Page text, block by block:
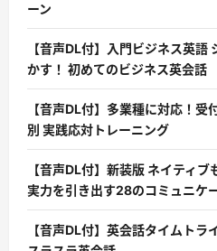
ーン
【音声DL付】入門ビジネス英語
かす！ 初めてのビジネス英会話
【音声DL付】多業種に対応！受
別 実践応対トレーニング
【音声DL付】新装版 ネイティ
実力を引き出す28のコミュニケ
【音声DL付】英会話タイムトラ